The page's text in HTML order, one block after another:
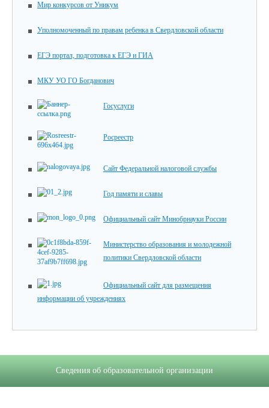
Мир конкурсов от Уникум
Уполномоченный по правам ребенка в Свердловской области
ЕГЭ портал, подготовка к ЕГЭ и ГИА
МКУ УО ГО Богданович
Госуслуги
Росреестр
Сайт Федеральной налоговой службы
Год памяти и славы
Официальный сайт Минобрнауки России
Министерство образования и молодежной
политики Свердловской области
Официальный сайт для размещения
информации об учреждениях
Сведения об образовательной организации